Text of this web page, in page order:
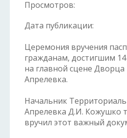
Просмотров:
Дата публикации:
Церемония вручения
гражданам, достигшим 14
на главной сцене Дворца
Апрелевка.
Начальник
Апрелевка Д.И. Кожушко
вручил этот важный